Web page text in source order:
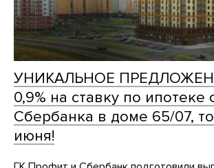
УНИКАЛЬНОЕ
0,9% на ставку по ипотеке
Сбербанка в доме 65/07,
июня!